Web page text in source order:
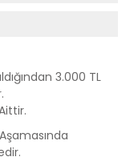
3.000 TL